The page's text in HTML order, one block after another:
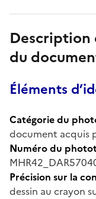
Description
du
Éléments
Catégorie du
document acquis
Numéro du
Précision sur la
dessin au crayon